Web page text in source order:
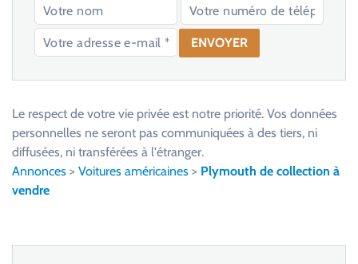
e
Le respect de votre vie privée est notre priorité. Vos données
personnelles ne seront pas communiquées à des tiers, ni
diffusées, ni transférées à l'étranger.
Annonces > Voitures américaines > Plymouth de collection à
vendre